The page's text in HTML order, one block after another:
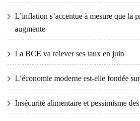
L’inflation s’accentue à mesure que la
augmente
La BCE va relever ses taux en juin
L’économie moderne est-elle fondée
Insécurité alimentaire et pessimisme